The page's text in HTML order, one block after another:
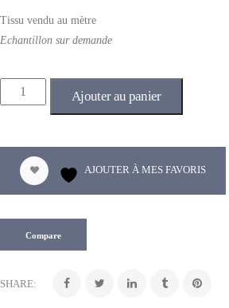
Tissu vendu au mètre
Echantillon sur demande
Ajouter au panier
AJOUTER À MES FAVORIS
Compare
SHARE: